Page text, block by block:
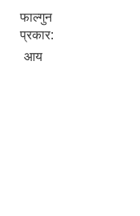
फाल्गुन
प्रकार:
आय